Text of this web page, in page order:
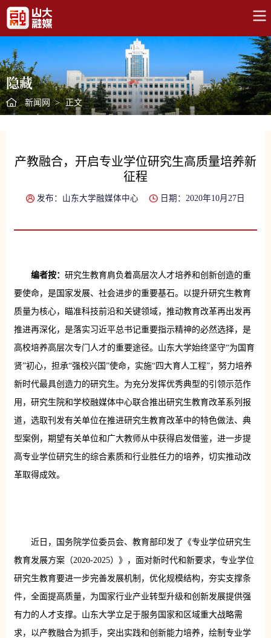
隐藏
新闻网 > 正文
产教融合，开启专业学位研究生高质量培养新
征程
发布：山东大学融媒体中心 日期：2020年10月27日
编者按： 研究生教育肩负着高层次人才培养和创新创造的重
要使命，是国家发展、社会进步的重要基石。以提升研究生教育
质量为核心，瞄准科技前沿和关键领域，推动教育改革再出发再
推进再深化，是落实习近平总书记重要指示精神的必然选择，是
高校培养高层次专门人才的重要途径。山东大学始终坚守“为国育
贤”初心，担承“强校兴国”使命，实施“四大育人工程”，努力培养
新时代最具创造力的研究生。为充分发挥优秀典型的引领示范作
用，研究生院和学校融媒体中心联合推出研究生教育改革系列报
道，选取刊发有关单位在推进研究生教育改革中的特色做法、典
型案例，期望有关单位和广大教师从中获得启发借鉴，进一步提
高专业学位研究生的综合素质和行业胜任力的培养，切实推动改
革取得成效。
近日，国务院学位委员会、教育部印发了《专业学位研究生
教育发展方案（2020-2025）》，面对新时代和新要求，专业学位
研究生教育要进一步完善发展机制，优化规模结构，夯实支撑条
件，全面提高质量，为国家行业产业转型升级和创新发展提供强
有力的人才支撑。山东大学立足于服务国家和区域重大战略需
求，以产教融合为抓手，突出实践和创新能力培养，绘制专业学